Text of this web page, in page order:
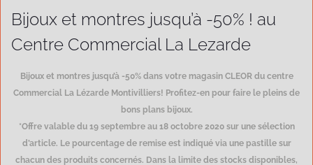
Bijoux et montres jusqu’à -50% ! au
Centre Commercial La Lezarde
Bijoux et montres jusqu’à -50% dans votre magasin CLEOR du centre
Commercial La Lézarde Montivilliers! Profitez-en pour faire le pleins de
bons plans bijoux.
*Offre valable du 19 septembre au 18 octobre 2020 sur une sélection
d’article. Le pourcentage de remise est indiqué via une pastille sur
chacun des produits concernés. Dans la limite des stocks disponibles,